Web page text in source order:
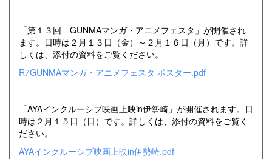
「第１３回 GUNMAマンガ・アニメフェスタ」が開催され
ます。日時は２月１３日（金）～２月１６日（月）です。詳
しくは、添付の資料をご覧ください。
R7GUNMAマンガ・アニメフェスタ ポスター.pdf
「AYAインクルーシブ映画上映in伊勢崎」が開催されます。日
時は２月１５日（日）です。詳しくは、添付の資料をご覧く
ださい。
AYAインクルーシブ映画上映in伊勢崎.pdf